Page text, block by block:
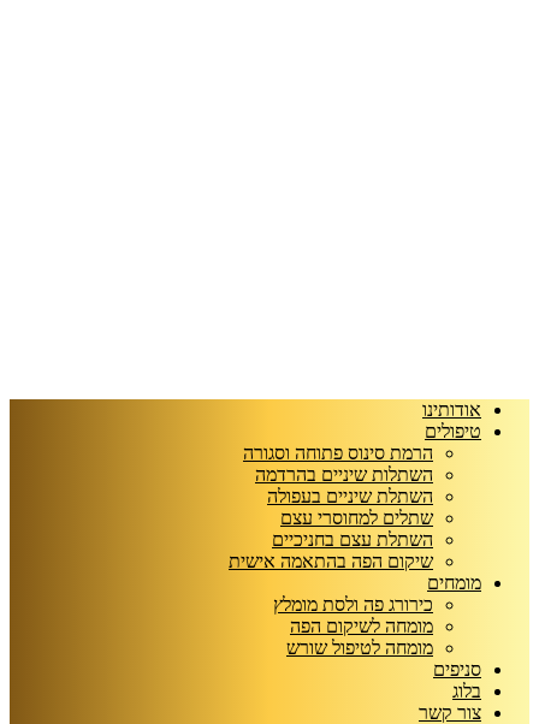
אודותינו
טיפולים
הרמת סינוס פתוחה וסגורה
השתלות שיניים בהרדמה
השתלת שיניים בעפולה
שתלים למחוסרי עצם
השתלת עצם בחניכיים
שיקום הפה בהתאמה אישית
מומחים
כירורג פה ולסת מומלץ
מומחה לשיקום הפה
מומחה לטיפול שורש
סניפים
בלוג
צור קשר